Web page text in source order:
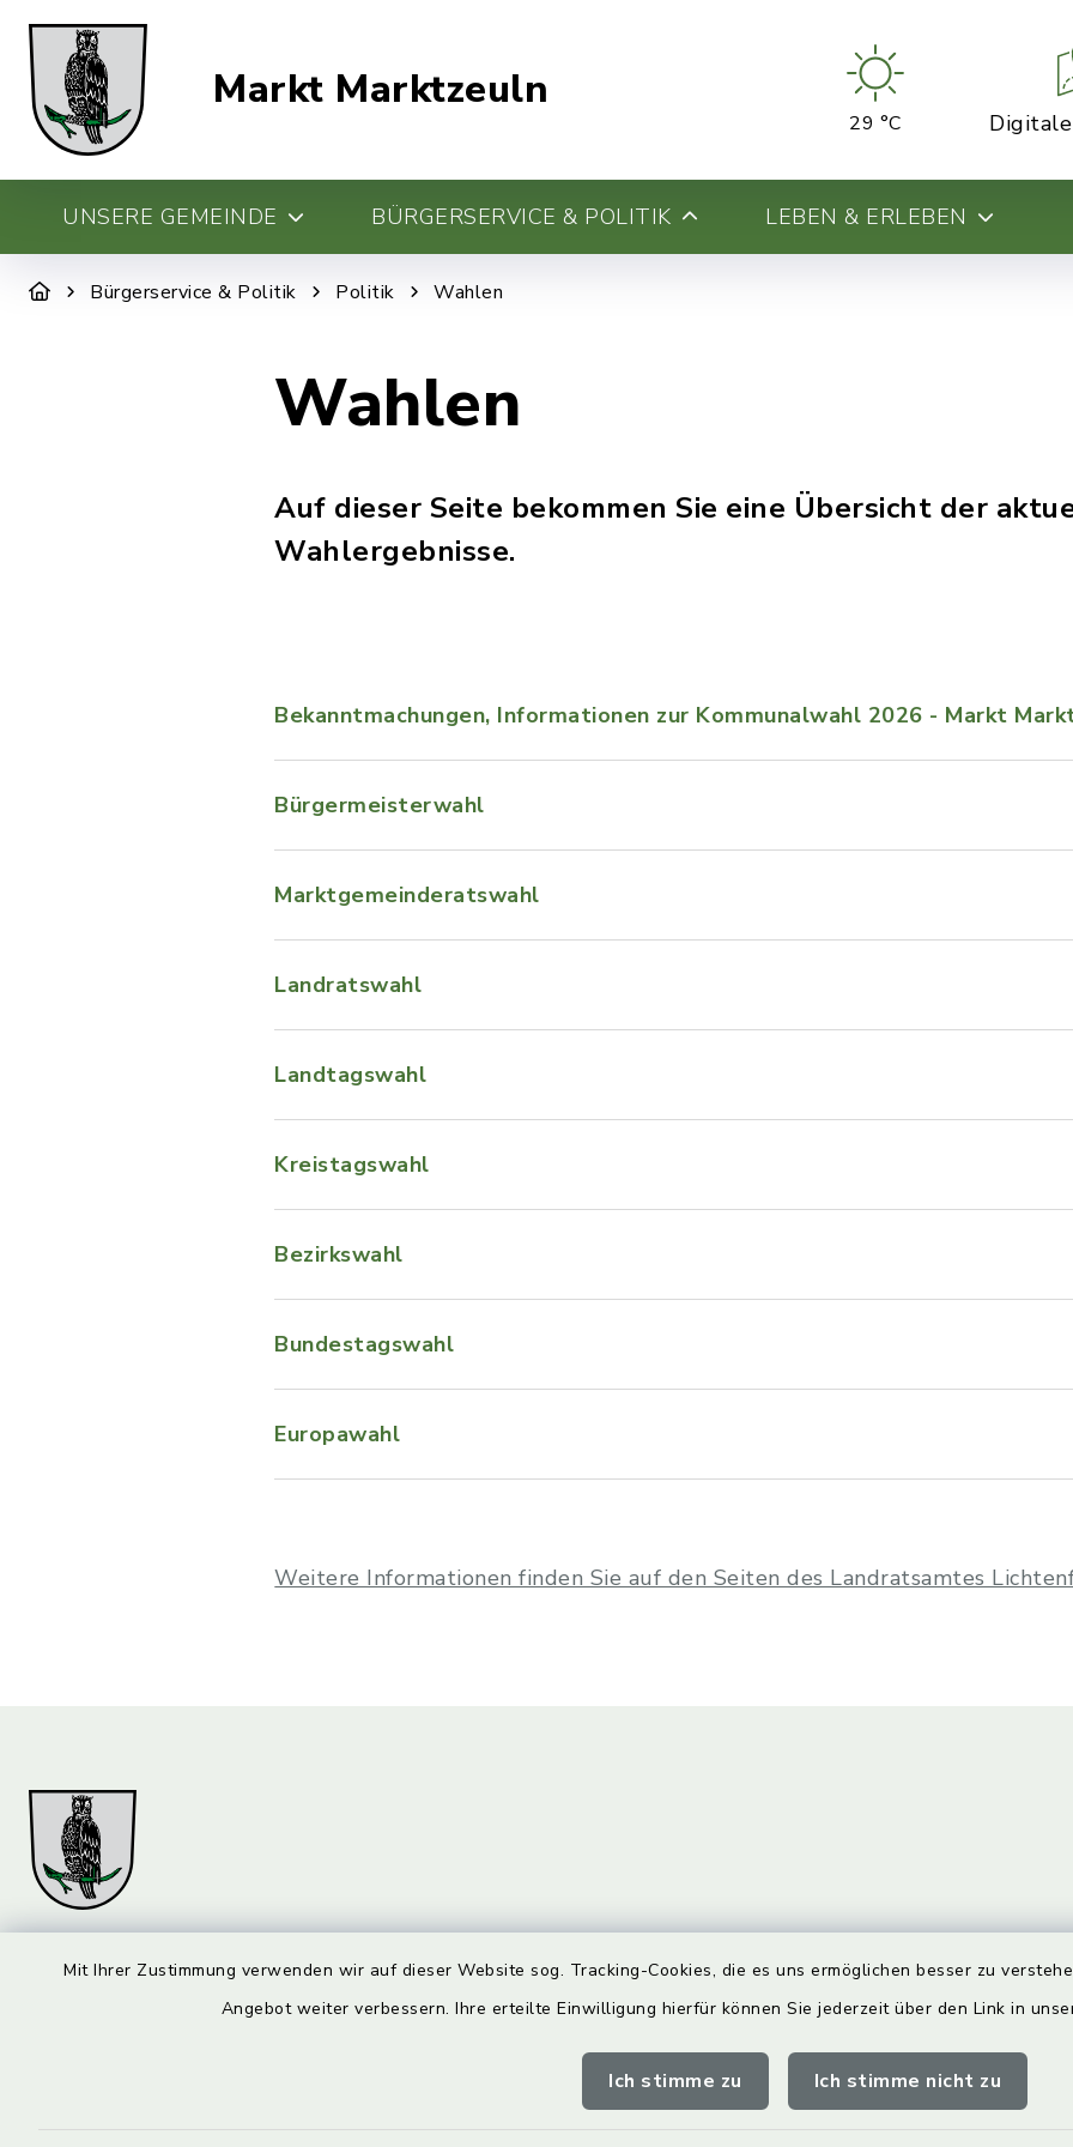
Mit Ihrer Zustimmung verwenden wir auf dieser Website sog. Tracking-Cookies, die es uns ermöglichen besser zu
Angebot weiter verbessern. Ihre erteilte Einwilligung hierfür können Sie jederzeit über den Link in
Ich stimme zu Ich stimme nicht zu
Markt Marktzeuln
29 °C
UNSERE GEMEINDE BÜRGERSERVICE & POLITIK LEBEN & ERLEBEN
Bürgerservice & Politik Politik Wahlen
Wahlen
Auf dieser Seite bekommen Sie eine Übersicht der
Wahlergebnisse.
Bekanntmachungen, Informationen zur Kommunalwahl 2026 - Markt
Bürgermeisterwahl
Marktgemeinderatswahl
Landratswahl
Landtagswahl
Kreistagswahl
Bezirkswahl
Bundestagswahl
Europawahl
Weitere Informationen finden Sie auf den Seiten des Landratsamtes
Markt Marktzeuln Öffnungszeiten
Donnerstag zusätzlich:
Diese findet nach
Weitere Informationen